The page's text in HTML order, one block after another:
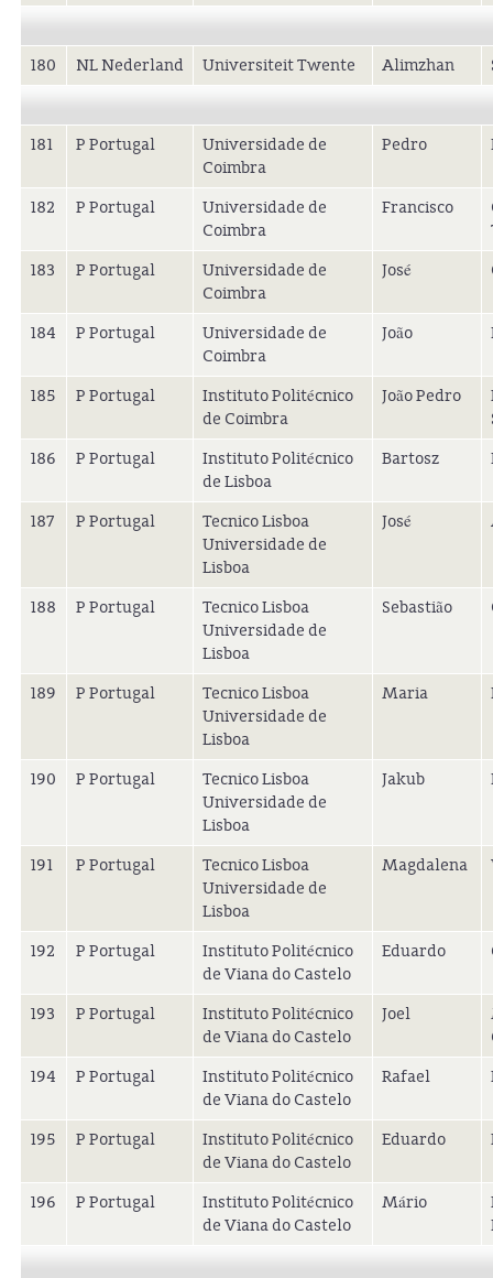
180 NL Nederland Universiteit Twente Alimzhan
181 P Portugal
Universidade de
Coimbra
Pedro
182 P Portugal
Universidade de
Coimbra
Francisco
183
P Portugal
Universidade de
Coimbra
José
184 P Portugal
Universidade de
Coimbra
João
185 P Portugal
Instituto Politécnico
de Coimbra
João Pedro
186
P Portugal
Instituto Politécnico
de Lisboa
Bartosz
187 P Portugal
Tecnico Lisboa
Universidade de
Lisboa
José
188 P Portugal
Tecnico Lisboa
Universidade de
Lisboa
Sebastião
189 P Portugal
Tecnico Lisboa
Universidade de
Lisboa
Maria
190 P Portugal
Tecnico Lisboa
Universidade de
Lisboa
Jakub
191 P Portugal
Tecnico Lisboa
Universidade de
Lisboa
Magdalena
192 P Portugal
Instituto Politécnico
de Viana do Castelo
Eduardo
193 P Portugal
Instituto Politécnico
de Viana do Castelo
Joel
194
P Portugal
Instituto Politécnico
de Viana do Castelo
Rafael
195 P Portugal
Instituto Politécnico
de Viana do Castelo
Eduardo
196 P Portugal
Instituto Politécnico
de Viana do Castelo
Mário